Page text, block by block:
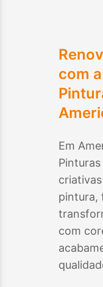
com
Em
pintura,
com